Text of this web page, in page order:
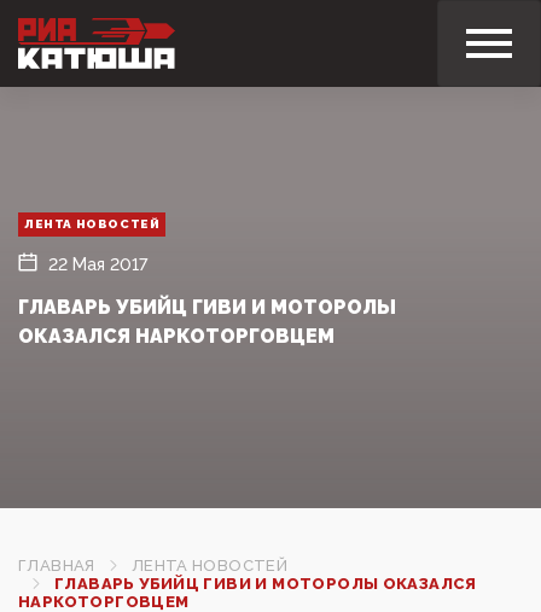
ЛЕНТА НОВОСТЕЙ
22 Мая 2017
ГЛАВАРЬ УБИЙЦ ГИВИ И МОТОРОЛЫ
ОКАЗАЛСЯ НАРКОТОРГОВЦЕМ
ГЛАВНАЯ
ЛЕНТА НОВОСТЕЙ
ГЛАВАРЬ УБИЙЦ ГИВИ И МОТОРОЛЫ ОКАЗАЛСЯ
НАРКОТОРГОВЦЕМ